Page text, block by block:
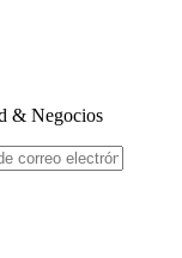
& Negocios